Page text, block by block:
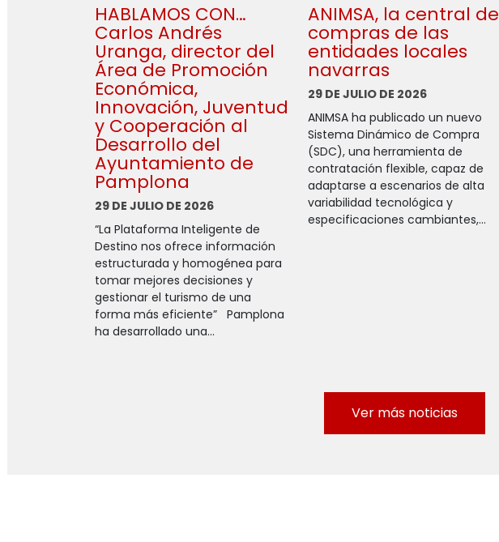
HABLAMOS CON…
Carlos Andrés
Uranga, director del
Área de Promoción
Económica,
Innovación, Juventud
y Cooperación al
Desarrollo del
Ayuntamiento de
Pamplona
29 DE JULIO DE 2026
“La Plataforma Inteligente de
Destino nos ofrece información
estructurada y homogénea para
tomar mejores decisiones y
gestionar el turismo de una
forma más eficiente” Pamplona
ha desarrollado una...
ANIMSA, la central de
compras de las
entidades locales
navarras
29 DE JULIO DE 2026
ANIMSA ha publicado un nuevo
Sistema Dinámico de Compra
(SDC), una herramienta de
contratación flexible, capaz de
adaptarse a escenarios de alta
variabilidad tecnológica y
especificaciones cambiantes,...
Ver más noticias